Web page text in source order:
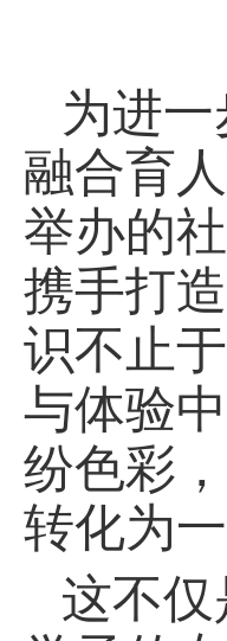
为进
融合育
举办的
携手打
识不止
与体验
纷色彩
转化为
这不仅